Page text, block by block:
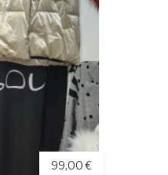
99,00 €